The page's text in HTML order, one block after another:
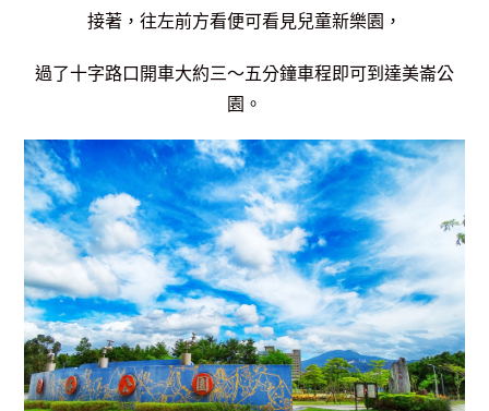
接著，往左前方看便可看見兒童新樂園，
過了十字路口開車大約三～五分鐘車程即可到達美崙公
園。